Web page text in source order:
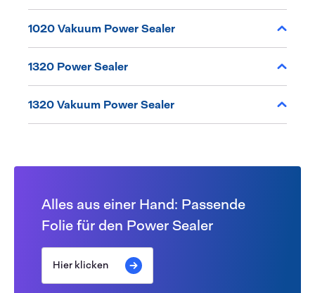
1020 Vakuum Power Sealer
1320 Power Sealer
1320 Vakuum Power Sealer
Alles aus einer Hand: Passende
Folie für den Power Sealer
Hier klicken